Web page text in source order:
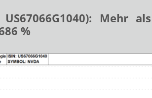
: Mehr
%